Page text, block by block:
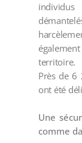
territoire.
Près de 6
ont été
Une
comme